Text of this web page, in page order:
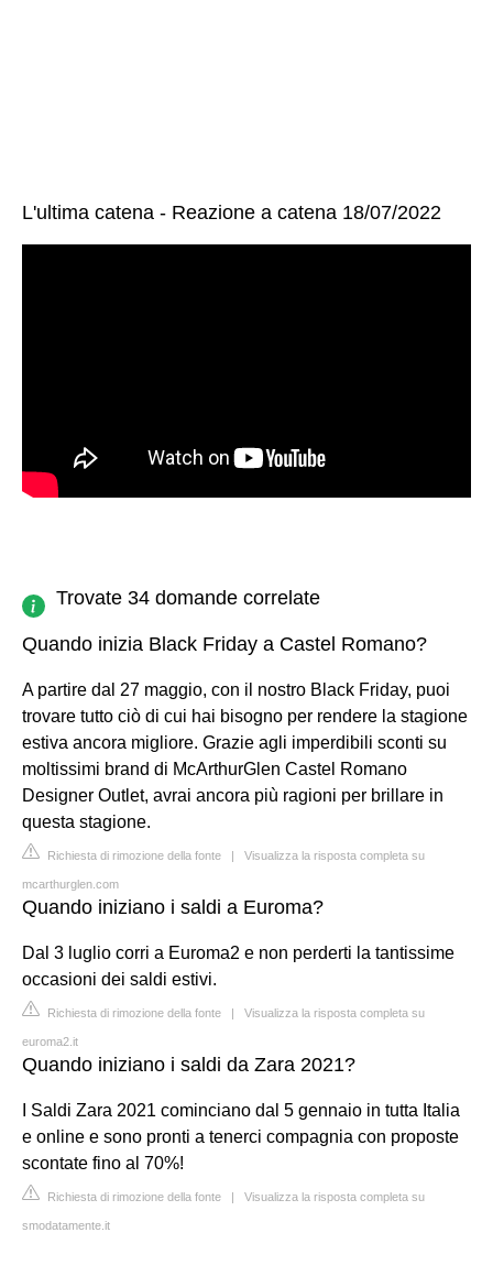
L'ultima catena - Reazione a catena 18/07/2022
Trovate 34 domande correlate
Quando inizia Black Friday a Castel Romano?
A partire dal 27 maggio, con il nostro Black Friday, puoi
trovare tutto ciò di cui hai bisogno per rendere la stagione
estiva ancora migliore. Grazie agli imperdibili sconti su
moltissimi brand di McArthurGlen Castel Romano
Designer Outlet, avrai ancora più ragioni per brillare in
questa stagione.
Richiesta di rimozione della fonte | Visualizza la risposta completa su
mcarthurglen.com
Quando iniziano i saldi a Euroma?
Dal 3 luglio corri a Euroma2 e non perderti la tantissime
occasioni dei saldi estivi.
Richiesta di rimozione della fonte | Visualizza la risposta completa su
euroma2.it
Quando iniziano i saldi da Zara 2021?
I Saldi Zara 2021 cominciano dal 5 gennaio in tutta Italia
e online e sono pronti a tenerci compagnia con proposte
scontate fino al 70%!
Richiesta di rimozione della fonte | Visualizza la risposta completa su
smodatamente.it